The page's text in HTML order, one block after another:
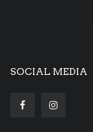
SOCIAL MEDIA